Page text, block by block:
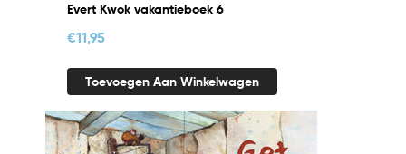
Evert Kwok vakantieboek 6
€11,95
Toevoegen Aan Winkelwagen